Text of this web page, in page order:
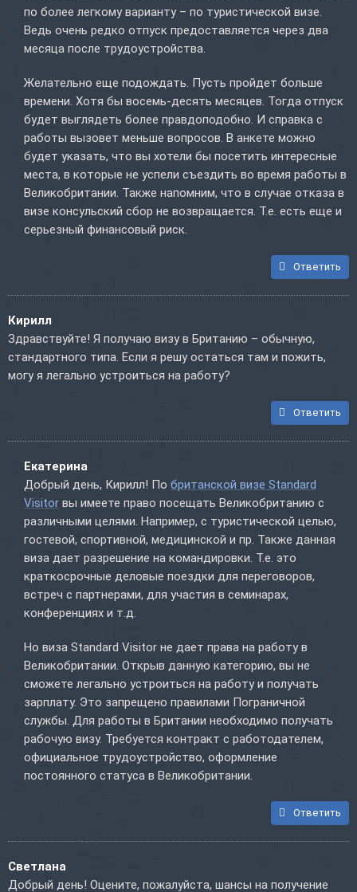
по более легкому варианту – по туристической визе.
Ведь очень редко отпуск предоставляется через два
месяца после трудоустройства.
Желательно еще подождать. Пусть пройдет больше
времени. Хотя бы восемь-десять месяцев. Тогда отпуск
будет выглядеть более правдоподобно. И справка с
работы вызовет меньше вопросов. В анкете можно
будет указать, что вы хотели бы посетить интересные
места, в которые не успели съездить во время работы в
Великобритании. Также напомним, что в случае отказа в
визе консульский сбор не возвращается. Т.е. есть еще и
серьезный финансовый риск.
Ответить
Кирилл
Здравствуйте! Я получаю визу в Британию – обычную,
стандартного типа. Если я решу остаться там и пожить,
могу я легально устроиться на работу?
Ответить
Екатерина
Добрый день, Кирилл! По британской визе Standard
Visitor вы имеете право посещать Великобританию с
различными целями. Например, с туристической целью,
гостевой, спортивной, медицинской и пр. Также данная
виза дает разрешение на командировки. Т.е. это
краткосрочные деловые поездки для переговоров,
встреч с партнерами, для участия в семинарах,
конференциях и т.д.
Но виза Standard Visitor не дает права на работу в
Великобритании. Открыв данную категорию, вы не
сможете легально устроиться на работу и получать
зарплату. Это запрещено правилами Пограничной
службы. Для работы в Британии необходимо получать
рабочую визу. Требуется контракт с работодателем,
официальное трудоустройство, оформление
постоянного статуса в Великобритании.
Ответить
Светлана
Добрый день! Оцените, пожалуйста, шансы на получение